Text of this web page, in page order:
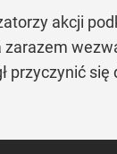
akcji
przyczynić